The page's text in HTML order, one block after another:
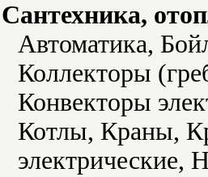
Сантехника,
Автоматика,
Коллекторы
Конвекторы
Котлы, Краны,
электрические,